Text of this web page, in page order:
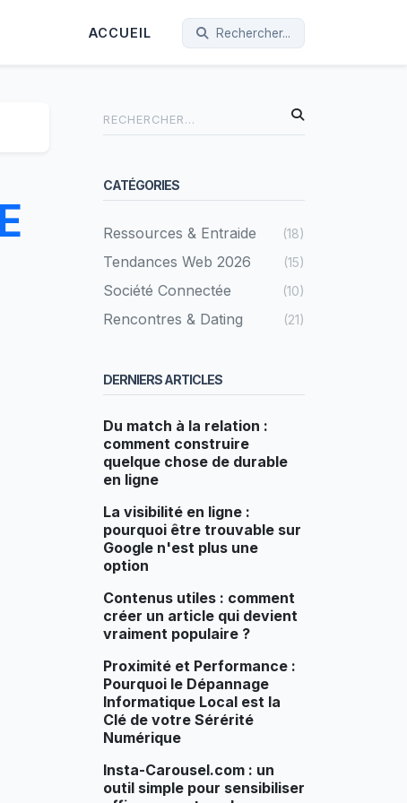
ACCUEIL Rechercher...
CATÉGORIES
Ressources & Entraide (18)
Tendances Web 2026 (15)
Société Connectée (10)
Rencontres & Dating (21)
DERNIERS ARTICLES
Du match à la relation :
comment construire
quelque chose de durable
en ligne
La visibilité en ligne :
pourquoi être trouvable sur
Google n'est plus une
option
Contenus utiles : comment
créer un article qui devient
vraiment populaire ?
Proximité et Performance :
Pourquoi le Dépannage
Informatique Local est la
Clé de votre Sérérité
Numérique
Insta-Carousel.com : un
outil simple pour sensibiliser